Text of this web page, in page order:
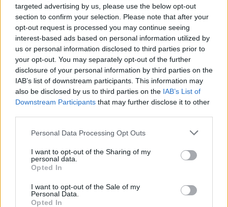
targeted advertising by us, please use the below opt-out
section to confirm your selection. Please note that after your
opt-out request is processed you may continue seeing
interest-based ads based on personal information utilized by
us or personal information disclosed to third parties prior to
your opt-out. You may separately opt-out of the further
disclosure of your personal information by third parties on the
IAB’s list of downstream participants. This information may
also be disclosed by us to third parties on the IAB’s List of
Downstream Participants that may further disclose it to other
Please note that this website/app uses one or more Google
not limited to your visit or usage behaviour. You may click to
grant or deny consent to Google and its third-party tags to
use your data for below specified purposes in below Google
consent section.
Personal Data Processing Opt Outs
I want to opt-out of the Sharing of my
personal data.
Opted In
I want to opt-out of the Sale of my
Personal Data.
Opted In
木桌上摆放着新鲜采摘的澳洲坚果，在温暖的灯光下，壳
已经裂开，露出了奶油状的内部。.
单击或点击图片可获取更多信息和更高分辨率。
研究表明，每天吃几颗澳洲坚果有助于控制体重。很多
人没有意识到澳洲坚果的热量很高。但是，澳洲坚果可
以成为健康饮食的一部分，并有助于控制饥饿感。
以下是澳洲坚果有助于减肥的几个原因：
它们含有健康的脂肪，可以帮助你产生饱腹感。
它们富含膳食纤维，可以减缓消化速度，让你有饱
它们很容易添加到各种不同的菜肴中。